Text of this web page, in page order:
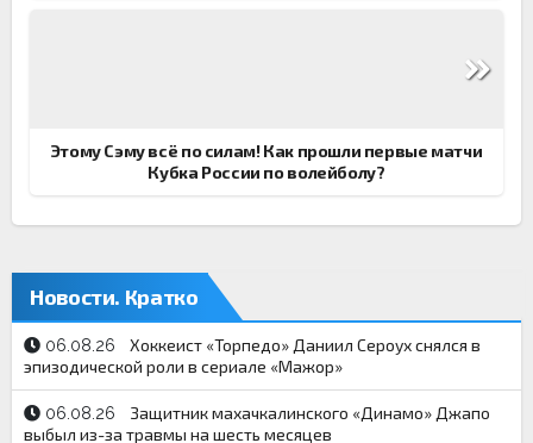
Этому Сэму всё по силам! Как прошли первые матчи
Кубка России по волейболу?
Новости. Кратко
06.08.26
Хоккеист «Торпедо» Даниил Сероух снялся в
эпизодической роли в сериале «Мажор»
06.08.26
Защитник махачкалинского «Динамо» Джапо
выбыл из-за травмы на шесть месяцев